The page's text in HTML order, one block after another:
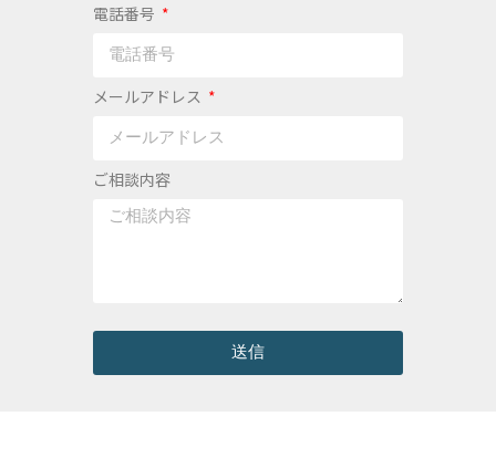
電話番号
メールアドレス
ご相談内容
送信